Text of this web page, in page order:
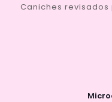
Caniches